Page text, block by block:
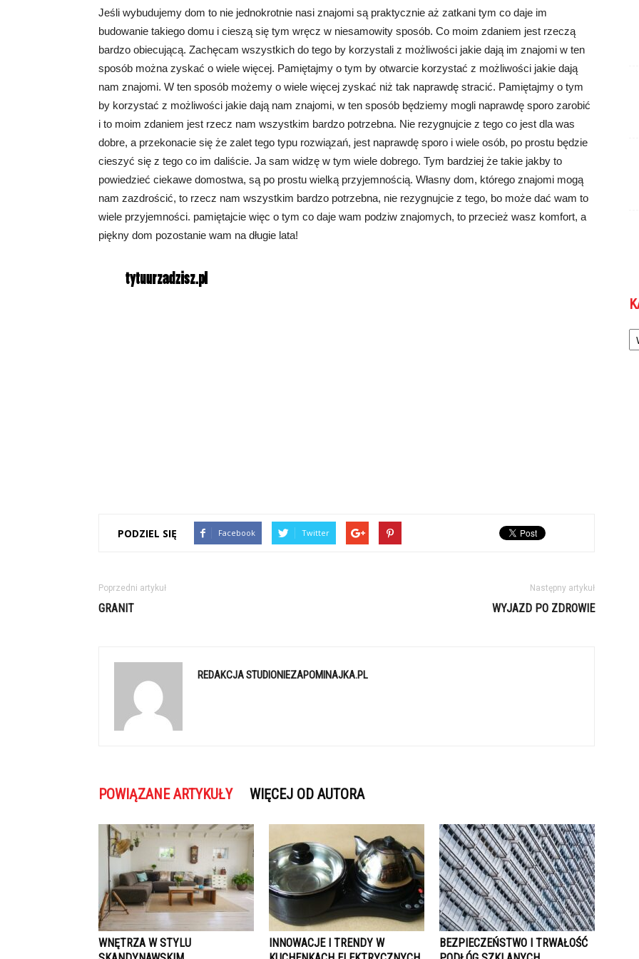
Jeśli wybudujemy dom to nie jednokrotnie nasi znajomi są praktycznie aż zatkani tym co daje im
budowanie takiego domu i cieszą się tym wręcz w niesamowity sposób. Co moim zdaniem jest rzeczą
bardzo obiecującą. Zachęcam wszystkich do tego by korzystali z możliwości jakie dają im znajomi w ten
sposób można zyskać o wiele więcej. Pamiętajmy o tym by otwarcie korzystać z możliwości jakie dają
nam znajomi. W ten sposób możemy o wiele więcej zyskać niż tak naprawdę stracić. Pamiętajmy o tym
by korzystać z możliwości jakie dają nam znajomi, w ten sposób będziemy mogli naprawdę sporo zarobić
i to moim zdaniem jest rzecz nam wszystkim bardzo potrzebna. Nie rezygnujcie z tego co jest dla was
dobre, a przekonacie się że zalet tego typu rozwiązań, jest naprawdę sporo i wiele osób, po prostu będzie
cieszyć się z tego co im daliście. Ja sam widzę w tym wiele dobrego. Tym bardziej że takie jakby to
powiedzieć ciekawe domostwa, są po prostu wielką przyjemnością. Własny dom, którego znajomi mogą
nam zazdrościć, to rzecz nam wszystkim bardzo potrzebna, nie rezygnujcie z tego, bo może dać wam to
wiele przyjemności. pamiętajcie więc o tym co daje wam podziw znajomych, to przecież wasz komfort, a
piękny dom pozostanie wam na długie lata!
PODZIEL SIĘ Facebook Twitter
Poprzedni artykuł
GRANIT
Następny artykuł
WYJAZD PO ZDROWIE
REDAKCJA STUDIONIEZAPOMINAJKA.PL
POWIĄZANE ARTYKUŁY WIĘCEJ OD AUTORA
WNĘTRZA W STYLU
INNOWACJE I TRENDY W
BEZPIECZEŃSTWO I TRWAŁOŚĆ